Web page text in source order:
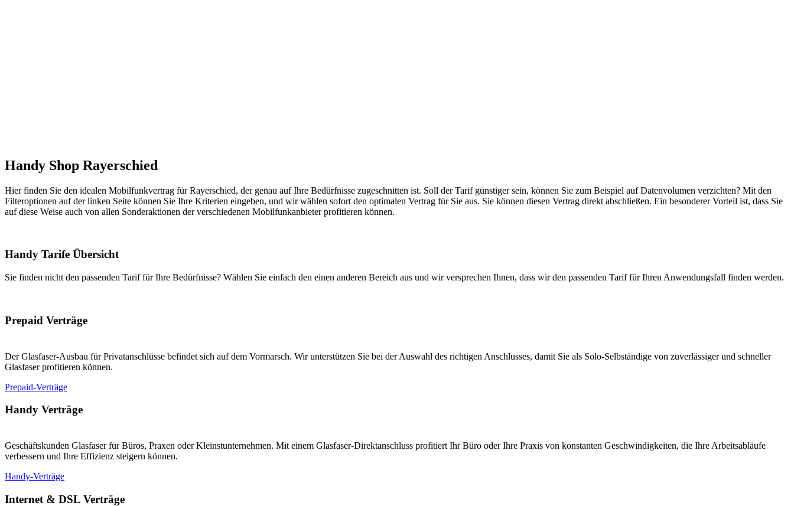
Handy Shop Rayerschied
Hier finden Sie den idealen Mobilfunkvertrag für Rayerschied, der genau auf Ihre Bedürfnisse zugeschnitten ist. Soll der Tarif günstiger sein, können Sie zum Beispiel auf Datenvolumen verzichten? Mit den
Filteroptionen auf der linken Seite können Sie Ihre Kriterien eingeben, und wir wählen sofort den optimalen Vertrag für Sie aus. Sie können diesen Vertrag direkt abschließen. Ein besonderer Vorteil ist, dass Sie
auf diese Weise auch von allen Sonderaktionen der verschiedenen Mobilfunkanbieter profitieren können.
Handy Tarife Übersicht
Sie finden nicht den passenden Tarif für Ihre Bedürfnisse? Wählen Sie einfach den einen anderen Bereich aus und wir versprechen Ihnen, dass wir den passenden Tarif für Ihren Anwendungsfall finden werden.
Prepaid Verträge
Der Glasfaser-Ausbau für Privatanschlüsse befindet sich auf dem Vormarsch. Wir unterstützen Sie bei der Auswahl des richtigen Anschlusses, damit Sie als Solo-Selbständige von zuverlässiger und schneller
Glasfaser profitieren können.
Prepaid-Verträge
Handy Verträge
Geschäftskunden Glasfaser für Büros, Praxen oder Kleinstunternehmen. Mit einem Glasfaser-Direktanschluss profitiert Ihr Büro oder Ihre Praxis von konstanten Geschwindigkeiten, die Ihre Arbeitsabläufe
verbessern und Ihre Effizienz steigern können.
Handy-Verträge
Internet & DSL Verträge